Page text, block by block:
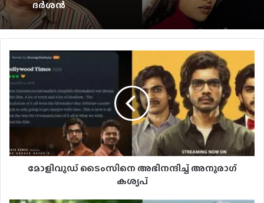
അഭിഷേക് ബച്ചനും കരീഷ്മയും
പിരിയാനുള്ള കാരണം വ്യക്തമാക്കി സുനീൽ
ദർശൻ
ട്രെയ്‌ലർ ഞെട്ടിക്കുമോ?; ‘രാമായണ’
അപ്‌ഡേറ്റ് പുറത്ത്
മോളിവുഡ് ടൈംസിനെ അഭിനന്ദിച്ച് അനുരാഗ്
കശ്യപ്